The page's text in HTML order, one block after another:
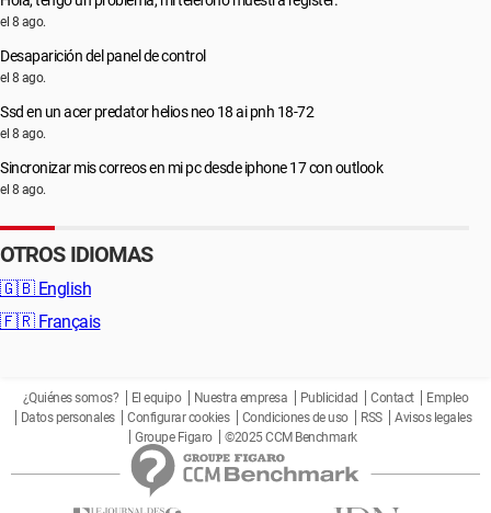
el 8 ago.
Desaparición del panel de control
el 8 ago.
Ssd en un acer predator helios neo 18 ai pnh 18-72
el 8 ago.
Sincronizar mis correos en mi pc desde iphone 17 con outlook
el 8 ago.
OTROS IDIOMAS
🇬🇧 English
🇫🇷 Français
¿Quiénes somos? El equipo Nuestra empresa Publicidad Contact
Empleo
Datos personales
Configurar cookies Condiciones de uso RSS
Avisos legales
Groupe Figaro
©2025 CCM Benchmark